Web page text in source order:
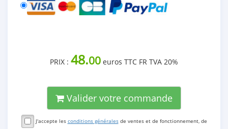
PRIX : 48.00 euros TTC FR TVA 20%
Valider votre commande
J'accepte les conditions généralesde ventes et de fonctionnement, de